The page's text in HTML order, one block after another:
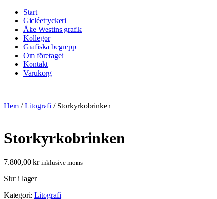
Start
Gicléetryckeri
Åke Westins grafik
Kollegor
Grafiska begrepp
Om företaget
Kontakt
Varukorg
Hem /Litografi / Storkyrkobrinken
Storkyrkobrinken
7.800,00 kr inklusive moms
Slut i lager
Kategori: Litografi